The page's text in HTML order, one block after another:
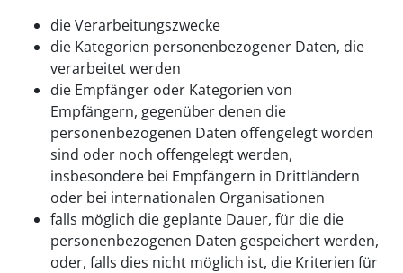
die Verarbeitungszwecke
die Kategorien personenbezogener Daten, die
verarbeitet werden
die Empfänger oder Kategorien von
Empfängern, gegenüber denen die
personenbezogenen Daten offengelegt worden
sind oder noch offengelegt werden,
insbesondere bei Empfängern in Drittländern
oder bei internationalen Organisationen
falls möglich die geplante Dauer, für die die
personenbezogenen Daten gespeichert werden,
oder, falls dies nicht möglich ist, die Kriterien für